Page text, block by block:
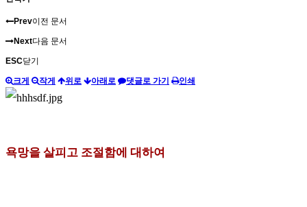
Prev이전 문서
Next다음 문서
ESC닫기
크게 작게 위로 아래로 댓글로 가기 인쇄
욕망을 살피고 조절함에 대하여